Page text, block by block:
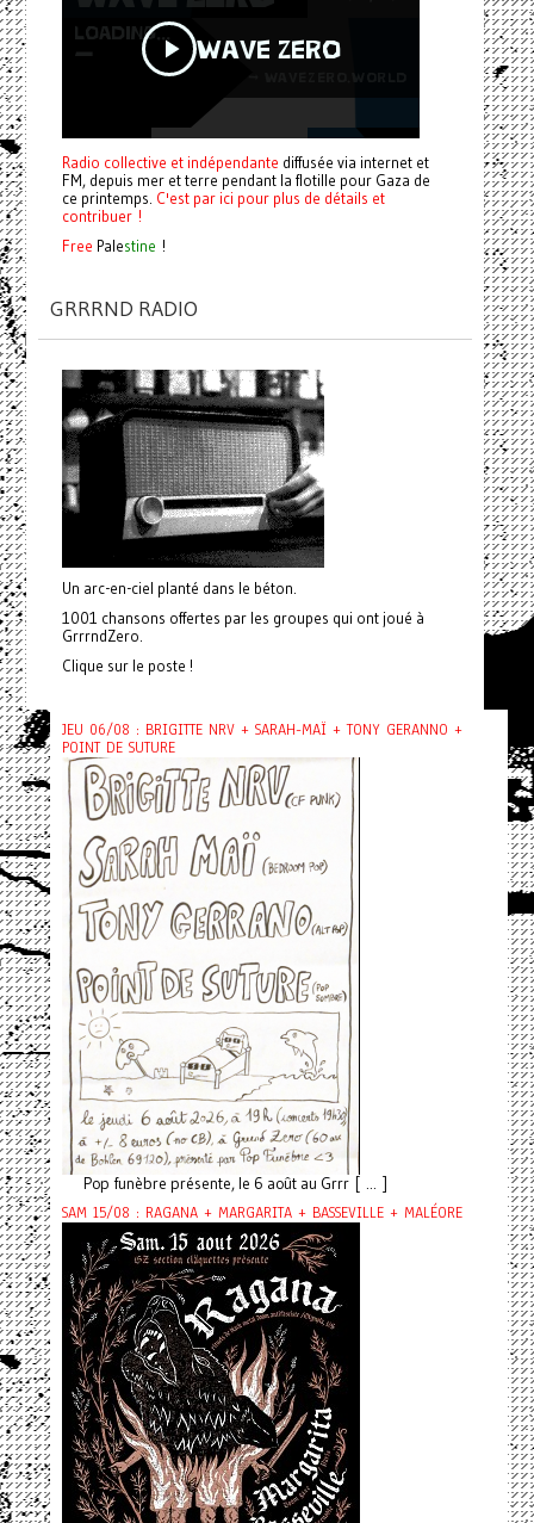
Radio collective et indépendante diffusée via internet et
FM, depuis mer et terre pendant la flotille pour Gaza de
ce printemps. C'est par ici pour plus de détails et
contribuer !
Free Palestine !
GRRRND RADIO
Un arc-en-ciel planté dans le béton.
1001 chansons offertes par les groupes qui ont joué à
GrrrndZero.
Clique sur le poste !
JEU 06/08 : BRIGITTE NRV + SARAH-MAÏ + TONY GERANNO +
POINT DE SUTURE
Pop funèbre présente, le 6 août au Grrr [ ... ]
SAM 15/08 : RAGANA + MARGARITA + BASSEVILLE + MALÉORE